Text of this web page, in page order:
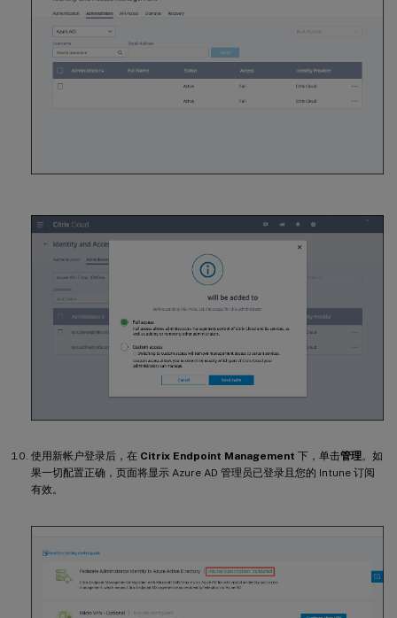
使用新帐户登录后，在 Citrix Endpoint Management 下，单击管理。如
果一切配置正确，页面将显示 Azure AD 管理员已登录且您的 Intune 订阅
有效。